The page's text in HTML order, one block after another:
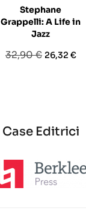
Stephane
Grappelli: A Life in
Jazz
Prezzo
32,90 € Prezzo
26,32 €
Case Editrici